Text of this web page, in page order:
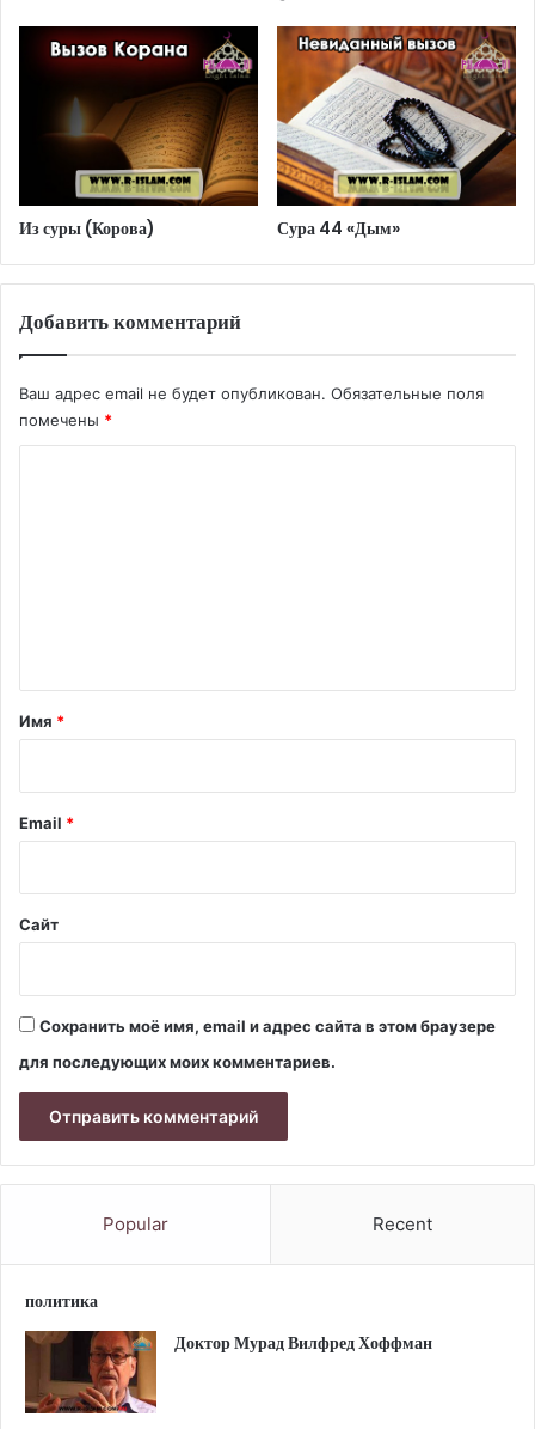
Из суры (Корова) Сура 44 «Дым»
Добавить комментарий
Ваш адрес email не будет опубликован. Обязательные поля
помечены *
а
й
Имя *
Email *
Сайт
Сохранить моё имя, email и адрес сайта в этом браузере
для последующих моих комментариев.
Popular Recent
политика
Доктор Мурад Вилфред Хоффман